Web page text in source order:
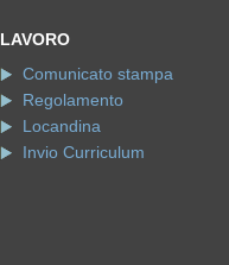
LAVORO
Comunicato stampa
Regolamento
Locandina
Invio Curriculum